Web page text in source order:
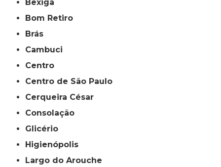
Bexiga
Bom Retiro
Brás
Cambuci
Centro
Centro de São Paulo
Cerqueira César
Consolação
Glicério
Higienópolis
Largo do Arouche